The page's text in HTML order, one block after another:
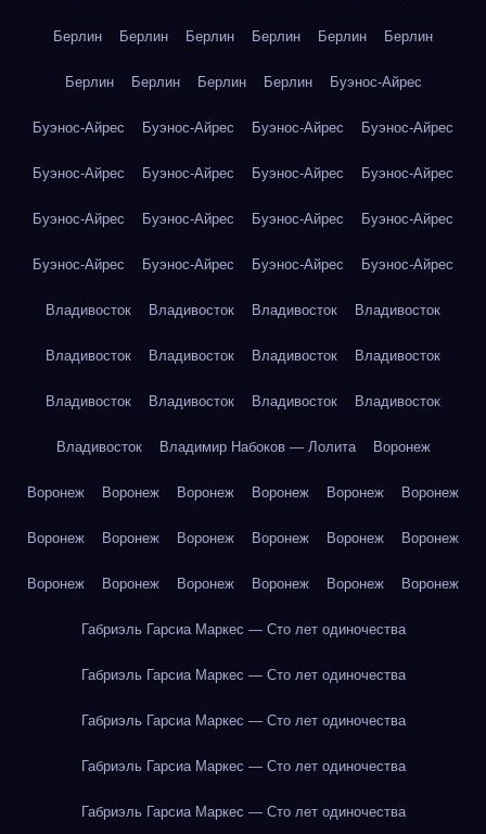
Берлин Берлин Берлин Берлин Берлин Берлин
Берлин Берлин Берлин Берлин Буэнос-Айрес
Буэнос-Айрес Буэнос-Айрес Буэнос-Айрес Буэнос-Айрес
Буэнос-Айрес Буэнос-Айрес Буэнос-Айрес Буэнос-Айрес
Буэнос-Айрес Буэнос-Айрес Буэнос-Айрес Буэнос-Айрес
Буэнос-Айрес Буэнос-Айрес Буэнос-Айрес Буэнос-Айрес
Владивосток Владивосток Владивосток Владивосток
Владивосток Владивосток Владивосток Владивосток
Владивосток Владивосток Владивосток Владивосток
Владивосток Владимир Набоков — Лолита Воронеж
Воронеж Воронеж Воронеж Воронеж Воронеж Воронеж
Воронеж Воронеж Воронеж Воронеж Воронеж Воронеж
Воронеж Воронеж Воронеж Воронеж Воронеж Воронеж
Габриэль Гарсиа Маркес — Сто лет одиночества
Габриэль Гарсиа Маркес — Сто лет одиночества
Габриэль Гарсиа Маркес — Сто лет одиночества
Габриэль Гарсиа Маркес — Сто лет одиночества
Габриэль Гарсиа Маркес — Сто лет одиночества